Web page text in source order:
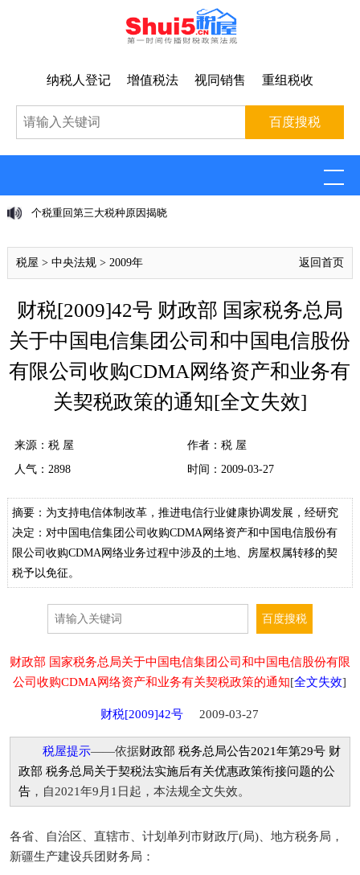
纳税人登记 增值税法 视同销售 重组税收
个税重回第三大税种原因揭晓
税屋 > 中央法规> 2009年 返回首页
财税[2009]42号 财政部 国家税务总局
关于中国电信集团公司和中国电信股份
有限公司收购CDMA网络资产和业务有
关契税政策的通知[全文失效]
来源： 税 屋
作者：税 屋
人气： 2898 时间：2009-03-27
摘要：为支持电信体制改革，推进电信行业健康协调发展，经研究
决定：对中国电信集团公司收购CDMA网络资产和中国电信股份有
限公司收购CDMA网络业务过程中涉及的土地、房屋权属转移的契
税予以免征。
财政部 国家税务总局关于中国电信集团公司和中国电信股份有限
公司收购CDMA网络资产和业务有关契税政策的通知[全文失效]
财税[2009]42号 2009-03-27
税屋提示——依据财政部 税务总局公告2021年第29号 财
政部 税务总局关于契税法实施后有关优惠政策衔接问题的公
告，自2021年9月1日起，本法规全文失效。
各省、自治区、直辖市、计划单列市财政厅(局)、地方税务局，
新疆生产建设兵团财务局：